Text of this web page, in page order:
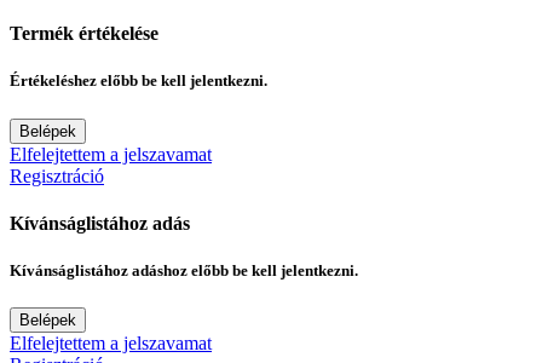
Termék értékelése
Értékeléshez előbb be kell jelentkezni.
Belépek
Elfelejtettem a jelszavamat
Regisztráció
Kívánságlistához adás
Kívánságlistához adáshoz előbb be kell jelentkezni.
Belépek
Elfelejtettem a jelszavamat